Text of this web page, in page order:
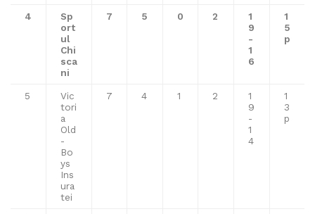
4
Sp
ort
ul
Chi
sca
ni
7 5 0 2
1
9
-
1
6
1
5
p
5
Vic
tori
a
Old
-
Bo
ys
Ins
ura
tei
7 4 1 2
1
9
-
1
4
1
3
p